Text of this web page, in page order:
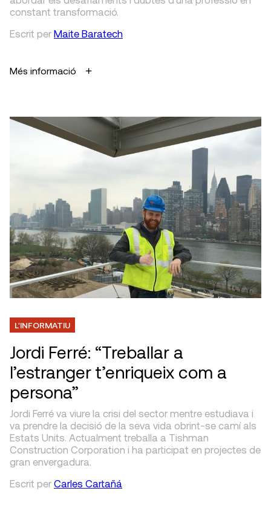
constant transformació.
Escrit per Maite Baratech
Més informació
L'INFORMATIU
Jordi Ferré: “Treballar a
l’estranger t’enriqueix com a
persona”
Jordi Ferré va viure la crisi del sector mentre estudiava i
va prendre la decisió de la seva vida obrint-se camí als
Estats Units. Actualment treballa a Tishman
Construction Corporation i ha participat en projectes de
gran envergadura.
Escrit per Carles Cartañá